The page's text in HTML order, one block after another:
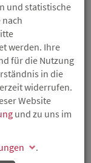
–
Datenschutz-
Ihrer
und
und statistische
nach
werden. Ihre
für die Nutzung
in die
widerrufen.
Website
und zu uns im
.